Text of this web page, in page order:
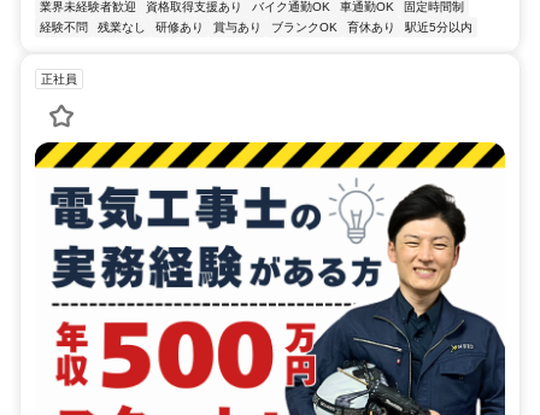
業界未経験者歓迎 資格取得支援あり バイク通勤OK 車通勤OK
固定時間制
経験不問
残業なし 研修あり 賞与あり ブランクOK 育休あり 駅近5分以内
正社員